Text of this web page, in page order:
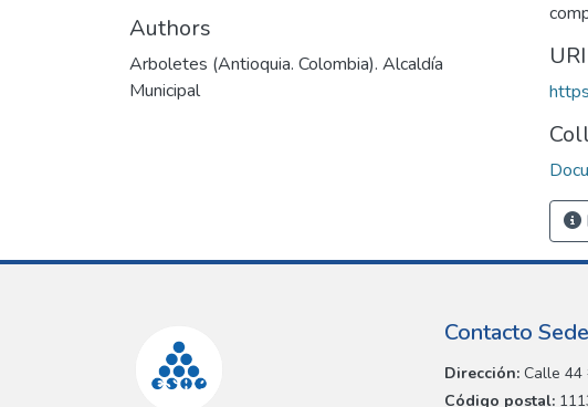
Authors
Arboletes (Antioquia. Colombia). Alcaldía
Municipal
URI
Contacto
Dirección: Calle 44
Código postal: